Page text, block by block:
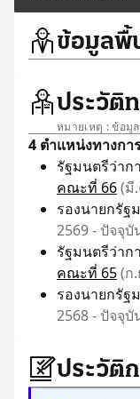
ข้อมูลพื้
ประวัติ
หมายเหตุ : ข้อมู
4 ตำแหน่งทางกา
รัฐมนตรีว่าก
คณะที่ 66(มี
รองนายกรัฐ
2569 - ปัจจุบั
รัฐมนตรีว่าก
คณะที่ 65(ก
รองนายกรัฐ
2568 - ปัจจุบั
ประวัติ